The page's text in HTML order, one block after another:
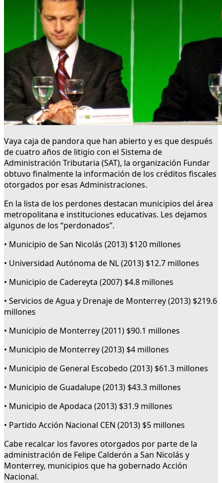
Vaya caja de pandora que han abierto y es que después
de cuatro años de litigio con el Sistema de
Administración Tributaria (SAT), la organización Fundar
obtuvo finalmente la información de los créditos fiscales
otorgados por esas Administraciones.
En la lista de los perdones destacan municipios del área
metropolitana e instituciones educativas. Les dejamos
algunos de los “perdonados”.
• Municipio de San Nicolás (2013) $120 millones
• Universidad Autónoma de NL (2013) $12.7 millones
• Municipio de Cadereyta (2007) $4.8 millones
• Servicios de Agua y Drenaje de Monterrey (2013) $219.6
millones
• Municipio de Monterrey (2011) $90.1 millones
• Municipio de Monterrey (2013) $4 millones
• Municipio de General Escobedo (2013) $61.3 millones
• Municipio de Guadalupe (2013) $43.3 millones
• Municipio de Apodaca (2013) $31.9 millones
• Partido Acción Nacional CEN (2013) $5 millones
Cabe recalcar los favores otorgados por parte de la
administración de Felipe Calderón a San Nicolás y
Monterrey, municipios que ha gobernado Acción
Nacional.